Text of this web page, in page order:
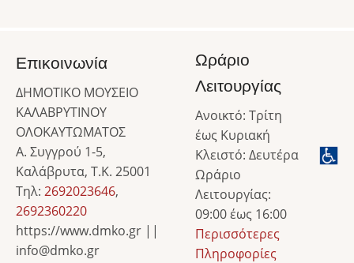
Επικοινωνία
ΔΗΜΟΤΙΚΟ ΜΟΥΣΕΙΟ
ΚΑΛΑΒΡΥΤΙΝΟΥ
ΟΛΟΚΑΥΤΩΜΑΤΟΣ
Α. Συγγρού 1-5,
Καλάβρυτα, Τ.Κ. 25001
Τηλ: 2692023646,
2692360220
https://www.dmko.gr ||
info@dmko.gr
Ωράριο
Λειτουργίας
Ανοικτό: Τρίτη
έως Κυριακή
Κλειστό: Δευτέρα
Ωράριο
Λειτουργίας:
09:00 έως 16:00
Περισσότερες
Πληροφορίες